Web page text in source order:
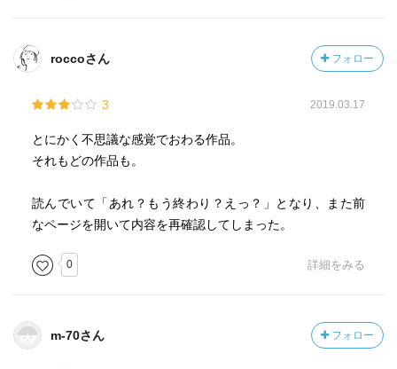
roccoさん フォロー
3 2019.03.17
とにかく不思議な感覚でおわる作品。
それもどの作品も。
読んでいて「あれ？もう終わり？えっ？」となり、また前
なページを開いて内容を再確認してしまった。
0 詳細をみる
m-70さん フォロー